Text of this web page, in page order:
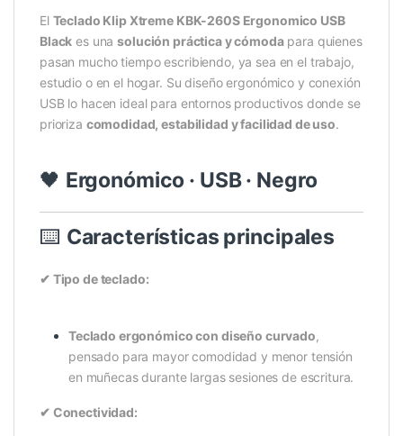
El Teclado Klip Xtreme KBK-260S Ergonomico USB
Black es unasolución práctica y cómodapara quienes
pasan mucho tiempo escribiendo, ya sea en el trabajo,
estudio o en el hogar. Su diseño ergonómico y conexión
USB lo hacen ideal para entornos productivos donde se
prioriza comodidad, estabilidad y facilidad de uso.
🖤 Ergonómico · USB · Negro
⌨️ Características principales
✔ Tipo de teclado:
Teclado ergonómico con diseño curvado,
pensado para mayor comodidad y menor tensión
en muñecas durante largas sesiones de escritura.
✔ Conectividad: